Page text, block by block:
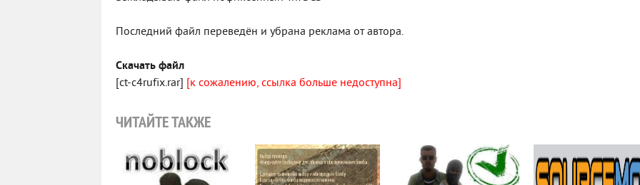
Последний файл переведён и убрана реклама от автора.
Скачать файл
[ct-c4rufix.rar] [к сожалению, ссылка больше недоступна]
ЧИТАЙТЕ ТАКЖЕ